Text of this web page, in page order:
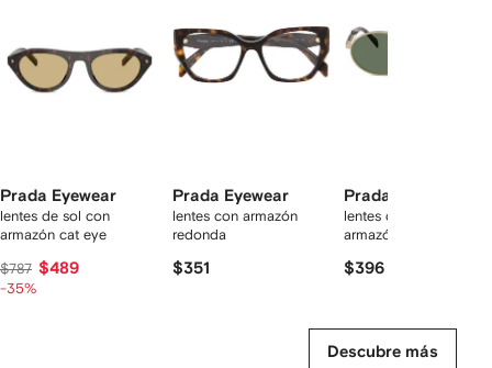
Prada Eyewear
lentes de sol con
armazón cat eye
$787 $489
-35%
Prada Eyewear
lentes con armazón
redonda
$351
Prada Eyewear
lentes de sol con
armazón ovalada
$396
Descubre más